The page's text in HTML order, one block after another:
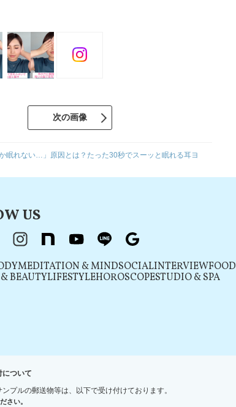
次の画像
眠れない…」原因とは？たった30秒でスーッと眠れる耳ヨ
US
X（旧Twitter）
instagram
note youtube line
MEDITATION & MINDSOCIALINTERVIEWFOOD
BEAUTYLIFESTYLEHOROSCOPESTUDIO & SPA
について
プルの郵送物等は、以下で受け付けております。
さい。